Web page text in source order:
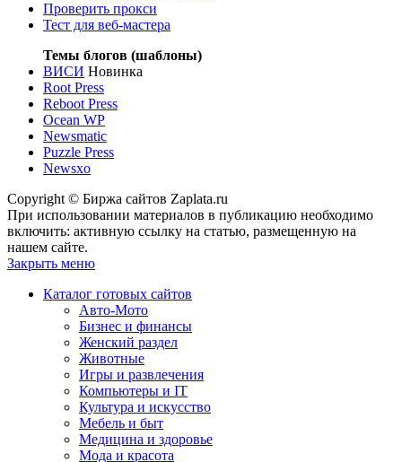
Проверить прокси
Тест для веб-мастера
Темы блогов (шаблоны)
ВИСИ Новинка
Root Press
Reboot Press
Ocean WP
Newsmatic
Puzzle Press
Newsxo
Copyright © Биржа сайтов Zaplata.ru
При использовании материалов в публикацию необходимо
включить: активную ссылку на статью, размещенную на
нашем сайте.
Закрыть меню
Каталог готовых сайтов
Авто-Мото
Бизнес и финансы
Женский раздел
Животные
Игры и развлечения
Компьютеры и IT
Культура и искусство
Мебель и быт
Медицина и здоровье
Мода и красота